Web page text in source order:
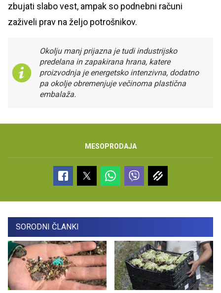
zbujati slabo vest, ampak so podnebni računi
zaživeli prav na željo potrošnikov.
Okolju manj prijazna je tudi industrijsko
predelana in zapakirana hrana, katere
proizvodnja je energetsko intenzivna, dodatno
pa okolje obremenjuje večinoma plastična
embalaža.
MESO PRODAJA
SORODNI ČLANKI